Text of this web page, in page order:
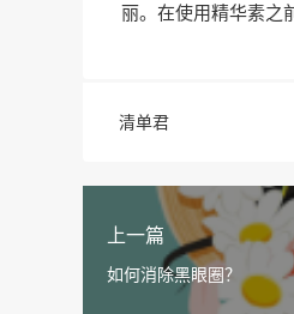
丽。在使用精华素之
清单君
上一篇
如何消除黑眼圈？